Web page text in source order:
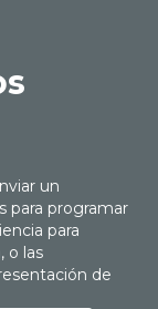
un
para programar
para
o las
de